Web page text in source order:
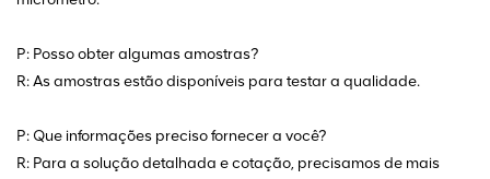
P: Posso obter algumas amostras?
R: As amostras estão disponíveis para testar a qualidade.
P: Que informações preciso fornecer a você?
R: Para a solução detalhada e cotação, precisamos de mais